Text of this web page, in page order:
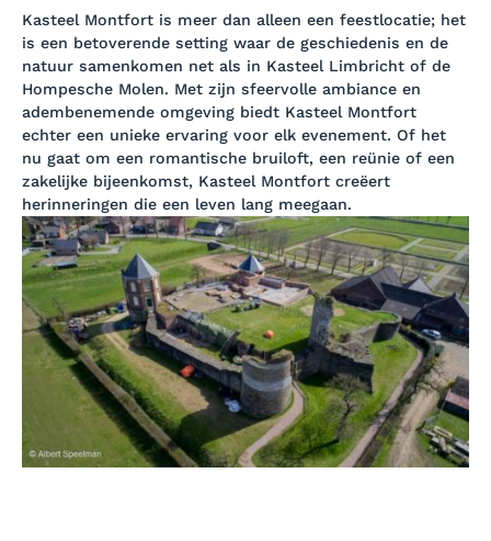
Kasteel Montfort is meer dan alleen een feestlocatie; het
is een betoverende setting waar de geschiedenis en de
natuur samenkomen net als in Kasteel Limbricht of de
Hompesche Molen. Met zijn sfeervolle ambiance en
adembenemende omgeving biedt Kasteel Montfort
echter een unieke ervaring voor elk evenement. Of het
nu gaat om een romantische bruiloft, een reünie of een
zakelijke bijeenkomst, Kasteel Montfort creëert
herinneringen die een leven lang meegaan.